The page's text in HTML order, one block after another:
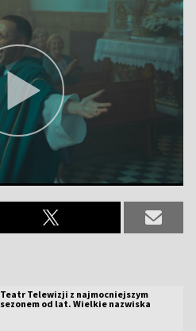
Teatr Telewizji z najmocniejszym
sezonem od lat. Wielkie nazwiska